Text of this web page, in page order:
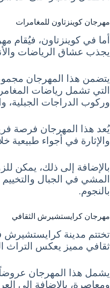
مهرجان كوينزتاون للمغامرات
أما في كوينزتاون، فيُقام
يجذب عشاق الرياضات
يتضمن هذا المهرجان
التي تشمل رياضات
وركوب الدراجات الجبلية،
يُعد هذا المهرجان فرصة
والإثارة في أجواء طبيعية
بالإضافة إلى ذلك، يمكن
المشي في الجبال
بالنجوم.
مهرجان كرايستشيرش الثقافي
تختتم مدينة كرايستشيرش
ثقافي مميز يعكس التراث
يشمل هذا المهرجان عروضاً
ومعاصرة، بالإضافة إلى